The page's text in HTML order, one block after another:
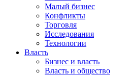
Малый бизнес
Конфликты
Торговля
Исследования
Технологии
Власть
Бизнес и власть
Власть и общество